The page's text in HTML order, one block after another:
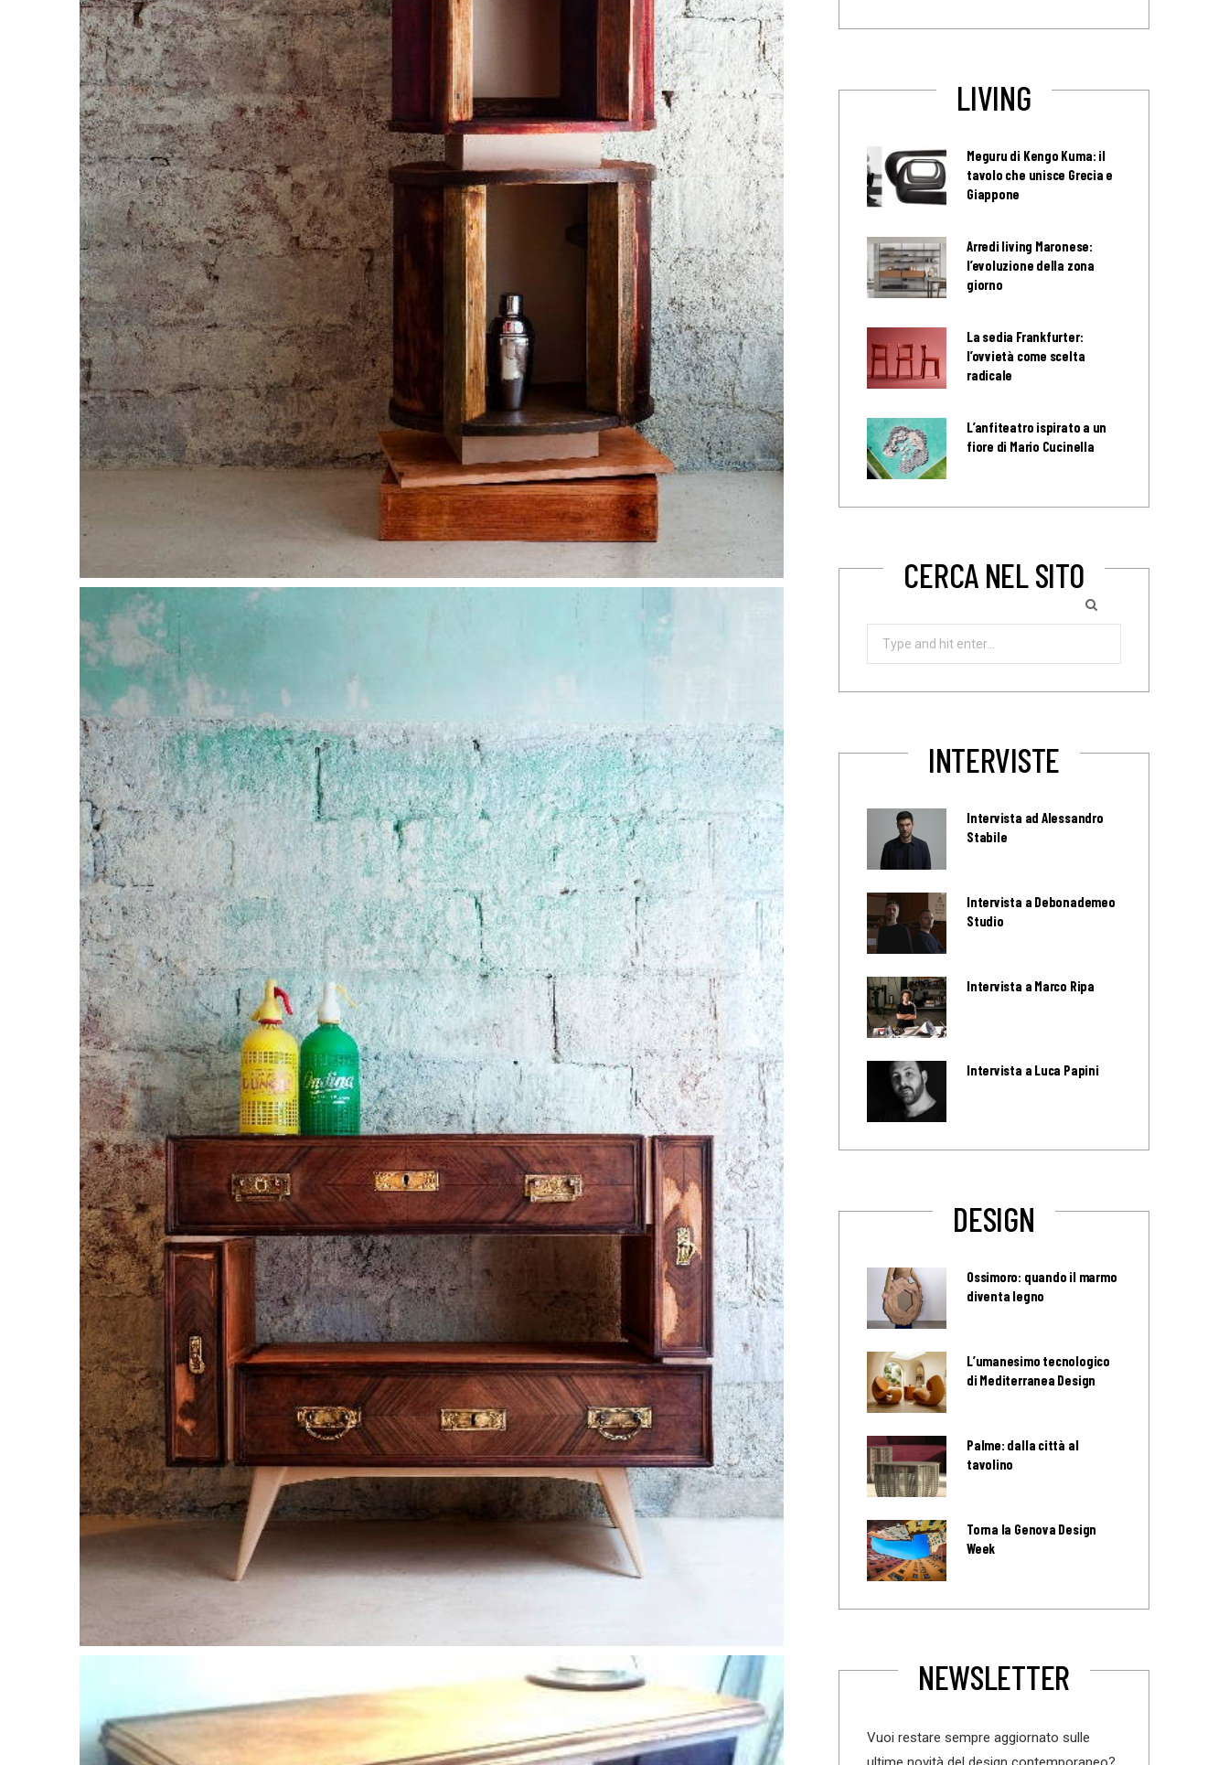
LIVING
Meguru di Kengo Kuma: il
tavolo che unisce Grecia e
Giappone
Arredi living Maronese:
l’evoluzione della zona
giorno
La sedia Frankfurter:
l’ovvietà come scelta
radicale
L’anfiteatro ispirato a un
fiore di Mario Cucinella
CERCA NEL SITO
Search
INTERVISTE
Intervista ad Alessandro
Stabile
Intervista a Debonademeo
Studio
Intervista a Marco Ripa
Intervista a Luca Papini
DESIGN
Ossimoro: quando il marmo
diventa legno
L’umanesimo tecnologico
di Mediterranea Design
Palme: dalla città al
tavolino
Torna la Genova Design
Week
NEWSLETTER
Vuoi restare sempre aggiornato sulle